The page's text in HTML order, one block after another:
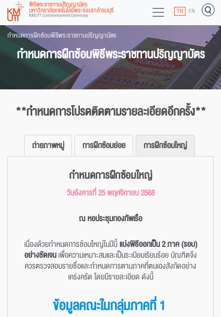
พิธีพระราชทานปริญญาบัตร
มหาวิทยาลัยเทคโนโลยีพระจอมเกล้าธนบุรี
KMUTT Commencement Ceremony TH EN
กำหนดการฝึกซ้อมพิธีพระราชทานปริญญาบัตร
กำหนดการฝึกซ้อมพิธีพระราชทานปริญญาบัตร
**กำหนดการโปรดติดตามรายละเอียดอีกครั้ง**
ถ่ายภาพหมู่ การฝึกซ้อมย่อย การฝึกซ้อมใหญ่
กำหนดการฝึกซ้อมใหญ่
วันอังคารที่ 25 พฤศจิกายน 2568
ณ หอประชุมกองทัพเรือ
เนื่องด้วยกำหนดการซ้อมใหญ่ในปีนี้แบ่งพิธีออกเป็น 2 ภาค (รอบ)
อย่างชัดเจนเพื่อความเหมาะสมและเป็นระเบียบเรียบร้อย บัณฑิตจึง
ควรตรวจสอบรายชื่อและกำหนดการตามภาคที่ตนเองสังกัดอย่าง
เคร่งครัด โดยมีรายละเอียด ดังนี้
ข้อมูลคณะในกลุ่มภาคที่ 1